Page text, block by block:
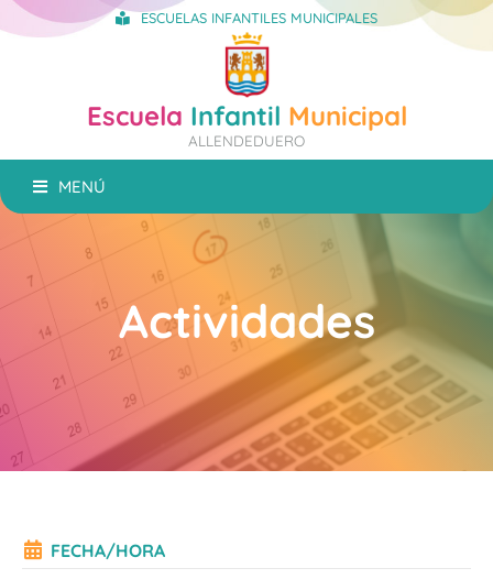
ESCUELAS INFANTILES MUNICIPALES
Escuela Infantil Municipal
ALLENDEDUERO
MENÚ
Actividades
FECHA/HORA